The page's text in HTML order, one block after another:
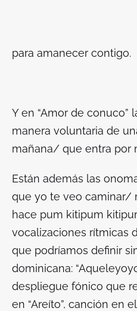
para amanecer contigo.
Y en “Amor de conuco”
manera voluntaria de
mañana/ que entra por
Están además las
que yo te veo caminar/
hace pum kitipum
vocalizaciones rítmicas
que podríamos definir
dominicana:
despliegue fónico que
en “Areíto”, canción en